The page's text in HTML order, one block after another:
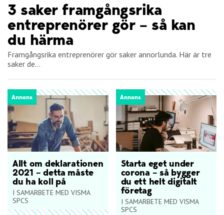
3 saker framgångsrika
entreprenörer gör – så kan
du härma
Framgångsrika entreprenörer gör saker annorlunda. Här är tre
saker de...
Annons
Allt om deklarationen
2021 – detta måste
du ha koll på
I SAMARBETE MED VISMA
SPCS
Annons
Starta eget under
corona – så bygger
du ett helt digitalt
företag
I SAMARBETE MED VISMA
SPCS